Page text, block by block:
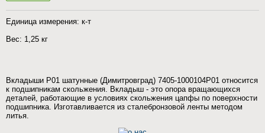
Единица измерения: к-т
Вес: 1,25 кг
Вкладыши Р01 шатунные (Димитровград) 7405-1000104Р01 относится
к подшипникам скольжения. Вкладыш - это опора вращающихся
деталей, работающие в условиях скольжения цапфы по поверхности
подшипника. Изготавливается из сталебронзовой ленты методом
литья.